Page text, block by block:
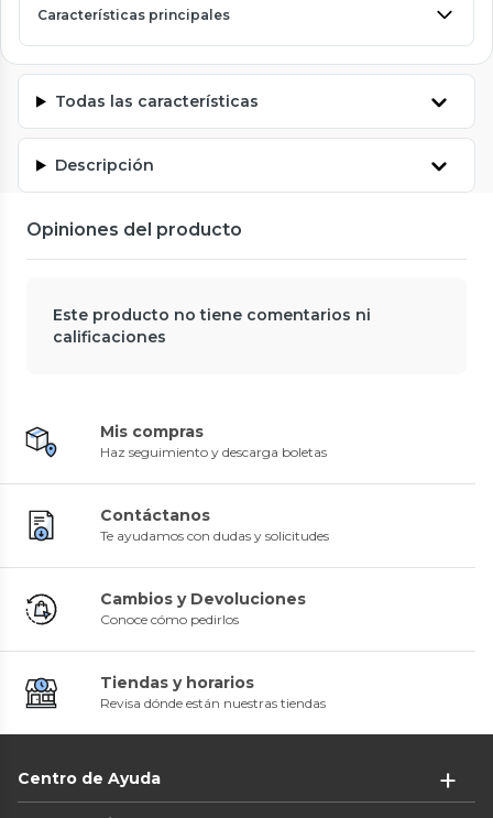
Características principales
Todas las características
Descripción
Opiniones del producto
Este producto no tiene comentarios ni
calificaciones
Mis compras
Haz seguimiento y descarga boletas
Contáctanos
Te ayudamos con dudas y solicitudes
Cambios y Devoluciones
Conoce cómo pedirlos
Tiendas y horarios
Revisa dónde están nuestras tiendas
Centro de Ayuda